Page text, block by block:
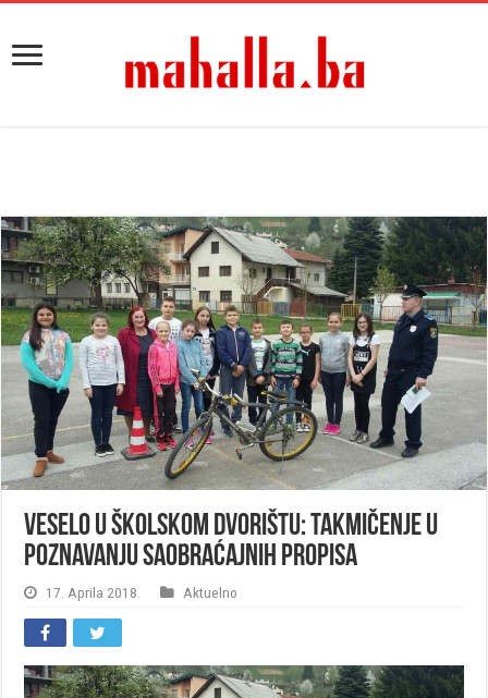
Veselo u školskom dvorištu: Takmičenje u
poznavanju saobraćajnih propisa
17. Aprila 2018. Aktuelno